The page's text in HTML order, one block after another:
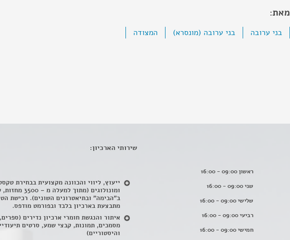
מאת:
בני ערובה בני ערובה (מונסרא) המצודה
ראשון 09:00 - 16:00
שני 09:00 - 16:00
שלישי 09:00 - 16:00
רביעי 09:00 - 16:00
חמישי 09:00 - 16:00
שירותי הארכיון:
ייעוץ, ליווי והכוונה מקצועית בבחירת
ומונולוגים (מתוך
ב"הבימה" ובתיאטרונים השונים). רכישת
מתבצעת בארכיון בלבד ובפורמט מודפס.
איתור והנגשת חומרי ארכיון נדירים (
מסמכים, תמונות, קבצי שמע, סרטים
והיסטוריים)